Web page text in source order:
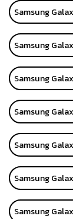
Samsung
Samsung
Samsung
Samsung
Samsung
Samsung
Samsung